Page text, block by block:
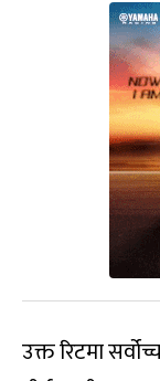
उक्त रिटमा